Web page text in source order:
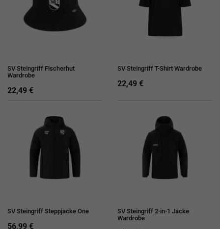
SV Steingriff Fischerhut
Wardrobe
22,49 €
SV Steingriff T-Shirt Wardrobe
22,49 €
SV Steingriff Steppjacke One
56,99 €
SV Steingriff 2-in-1 Jacke
Wardrobe